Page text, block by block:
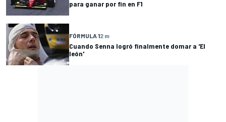
para ganar por fin en F1
FÓRMULA 12 m
Cuando Senna logró finalmente domar a 'El
león'